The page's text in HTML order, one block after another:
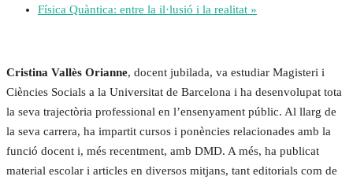
Física Quàntica: entre la il·lusió i la realitat »
Cristina Vallès Orianne, docent jubilada, va estudiar Magisteri i
Ciències Socials a la Universitat de Barcelona i ha desenvolupat tota
la seva trajectòria professional en l’ensenyament públic. Al llarg de
la seva carrera, ha impartit cursos i ponències relacionades amb la
funció docent i, més recentment, amb DMD. A més, ha publicat
material escolar i articles en diversos mitjans, tant editorials com de